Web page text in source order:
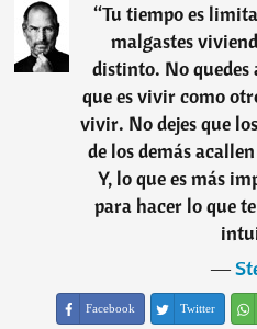
“Tu tiempo es
malgastes
distinto. No quedes
que es vivir como
vivir. No dejes que
de los demás
Y, lo que es más
para hacer lo que
―
Facebook Twitter